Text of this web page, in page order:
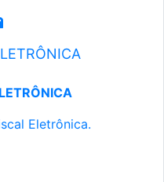
Eletrônica.